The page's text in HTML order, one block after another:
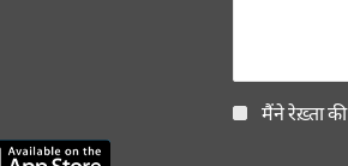
मैंने रेख़्ता